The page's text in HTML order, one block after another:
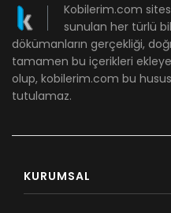
Kobilerim.com
sunulan her türlü
dökümanların gerçekliği,
tamamen bu içerikleri
olup, kobilerim.com bu
tutulamaz.
KURUMSAL